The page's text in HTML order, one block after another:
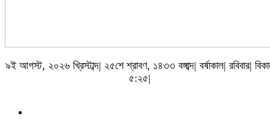
৯ই আগস্ট, ২০২৬ খ্রিস্টাব্দ| ২৫শে শ্রাবণ, ১৪৩৩ বঙ্গাব্দ| বর্ষাকাল| রবিবার|
৫:২৫|